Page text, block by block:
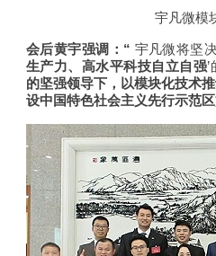
宇凡微模
会后黄宇强调：“ 宇凡微将坚
生产力、高水平科技自立自强
的坚强领导下，以模块化技术
设中国特色社会主义先行示范